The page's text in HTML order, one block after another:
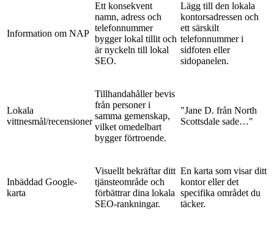
Information om NAP
Ett konsekvent
namn, adress och
telefonnummer
bygger lokal tillit och
är nyckeln till lokal
SEO.
Lägg till den lokala
kontorsadressen och
ett särskilt
telefonnummer i
sidfoten eller
sidopanelen.
Lokala
vittnesmål/recensioner
Tillhandahåller bevis
från personer i
samma gemenskap,
vilket omedelbart
bygger förtroende.
"Jane D. från North
Scottsdale sade…"
Inbäddad Google-
karta
Visuellt bekräftar ditt
tjänsteområde och
förbättrar dina lokala
SEO-rankningar.
En karta som visar ditt
kontor eller det
specifika området du
täcker.